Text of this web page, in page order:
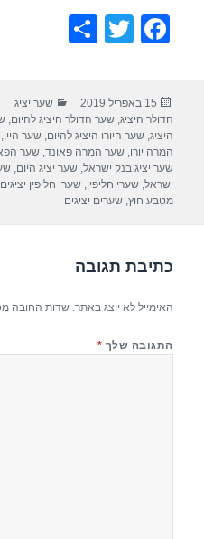
F
e
b
o
o
T
er
e
פורסם
בתאריך
15 באפריל 2019 קטגוריות
שער יציג
הדולר היציג,שער הדולר היציג להיום,
היציג,שער היורו היציג להיום,שער היין
המרה יורו,שער המרה פאונד,שער
שער יציג בנק ישראל,שער יציג היום,
ישראל,שערי חליפין,שערי חליפין יציגים
מטבע חוץ,שערים יציגים
כתיבת תגובה
האימייל לא יוצג באתר. שדות החובה
התגובה שלך *